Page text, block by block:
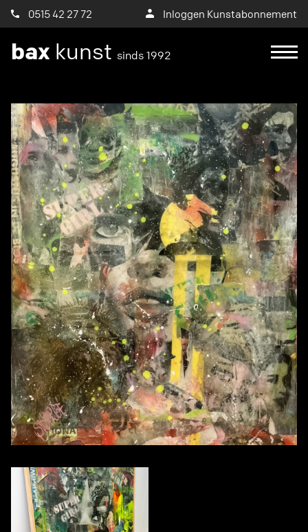
0515 42 27 72 Inloggen Kunstabonnement
bax kunst sinds 1992